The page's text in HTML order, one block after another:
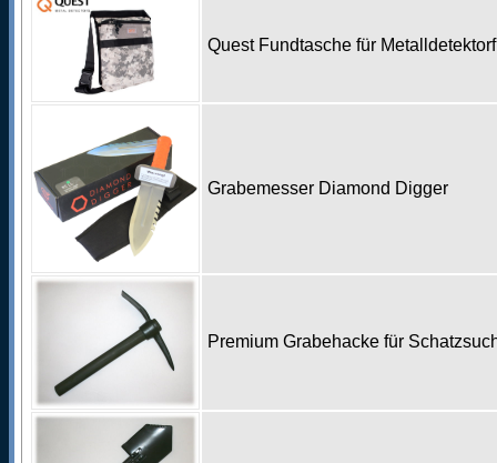
Quest Fundtasche für
Grabemesser Diamond Digger
Premium Grabehacke für